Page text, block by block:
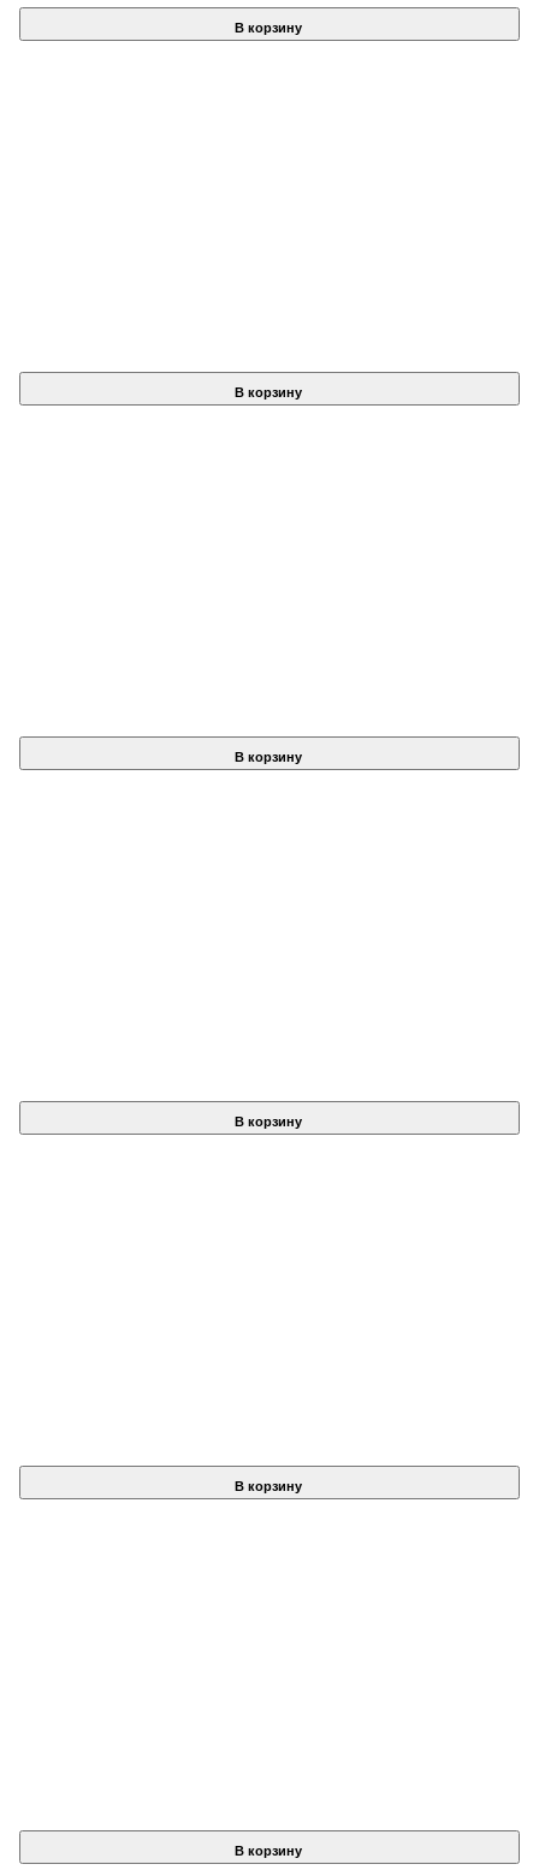
В корзину
В корзину
В корзину
В корзину
В корзину
В корзину